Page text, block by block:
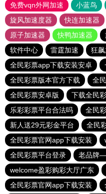
免费vqn外网加速
小蓝鸟
旋风加速度器
快连加速器
原子加速器
快鸭加速器
软件中心
雷霆加速 狂
全民彩票app下载安装安卓
全民彩票版本官方下载
全
全民彩票安卓版
下载全民
乐彩彩票平台合法吗
全民
新人送29元彩金平台
全民
全民彩票官网app下载安装
全民彩票平台登录
老品牌
welcome盈彩购彩大厅广东
全民彩票官网app下载安装